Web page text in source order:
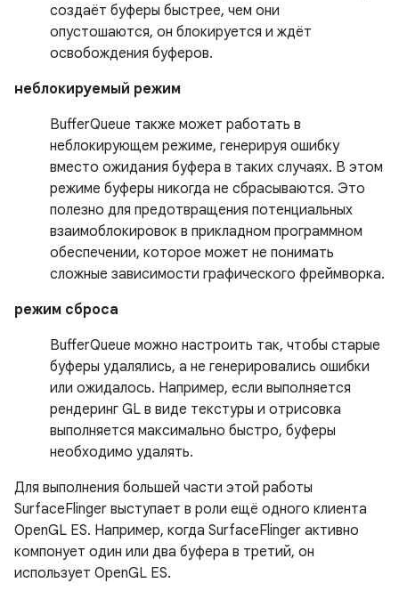
создаёт буферы быстрее, чем они
опустошаются, он блокируется и ждёт
освобождения буферов.
неблокируемый режим
BufferQueue также может работать в
неблокирующем режиме, генерируя ошибку
вместо ожидания буфера в таких случаях. В этом
режиме буферы никогда не сбрасываются. Это
полезно для предотвращения потенциальных
взаимоблокировок в прикладном программном
обеспечении, которое может не понимать
сложные зависимости графического фреймворка.
режим сброса
BufferQueue можно настроить так, чтобы старые
буферы удалялись, а не генерировались ошибки
или ожидалось. Например, если выполняется
рендеринг GL в виде текстуры и отрисовка
выполняется максимально быстро, буферы
необходимо удалять.
Для выполнения большей части этой работы
SurfaceFlinger выступает в роли ещё одного клиента
OpenGL ES. Например, когда SurfaceFlinger активно
компонует один или два буфера в третий, он
использует OpenGL ES.